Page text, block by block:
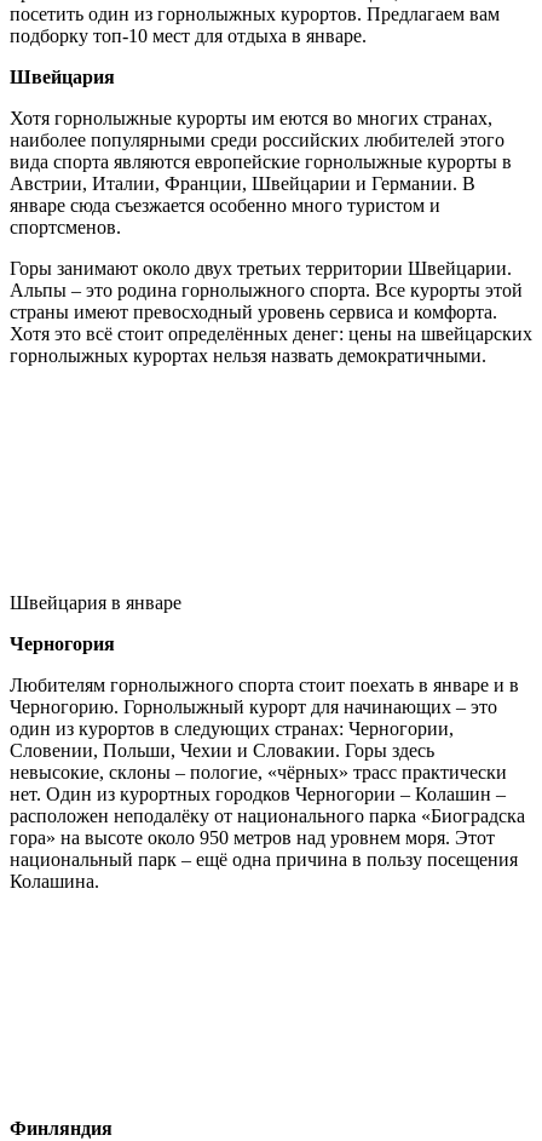
посетить один из горнолыжных курортов. Предлагаем вам
подборку топ-10 мест для отдыха в январе.
Швейцария
Хотя горнолыжные курорты им еются во многих странах,
наиболее популярными среди российских любителей этого
вида спорта являются европейские горнолыжные курорты в
Австрии, Италии, Франции, Швейцарии и Германии. В
январе сюда съезжается особенно много туристом и
спортсменов.
Горы занимают около двух третьих территории Швейцарии.
Альпы – это родина горнолыжного спорта. Все курорты этой
страны имеют превосходный уровень сервиса и комфорта.
Хотя это всё стоит определённых денег: цены на швейцарских
горнолыжных курортах нельзя назвать демократичными.
Швейцария в январе
Черногория
Любителям горнолыжного спорта стоит поехать в январе и в
Черногорию. Горнолыжный курорт для начинающих – это
один из курортов в следующих странах: Черногории,
Словении, Польши, Чехии и Словакии. Горы здесь
невысокие, склоны – пологие, «чёрных» трасс практически
нет. Один из курортных городков Черногории – Колашин –
расположен неподалёку от национального парка «Биоградска
гора» на высоте около 950 метров над уровнем моря. Этот
национальный парк – ещё одна причина в пользу посещения
Колашина.
Финляндия